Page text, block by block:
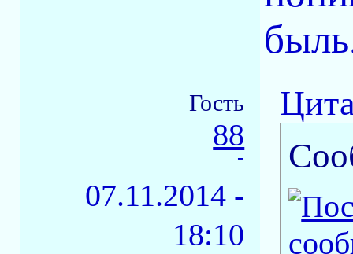
Гость
88
-
07.11.2014 -
18:10